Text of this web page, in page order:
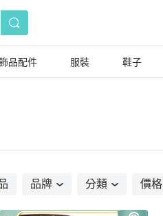
品配件 服裝 鞋子
品牌 分類 價格